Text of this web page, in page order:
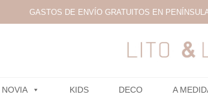
GASTOS DE ENVÍO GRATUITOS EN
NOVIA KIDS DECO A